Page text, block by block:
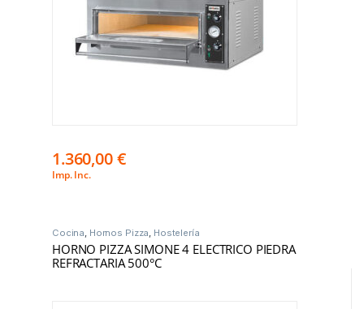
1.360,00€
Imp. Inc.
Cocina, Hornos Pizza, Hostelería
HORNO PIZZA SIMONE 4 ELECTRICO PIEDRA
REFRACTARIA 500°C